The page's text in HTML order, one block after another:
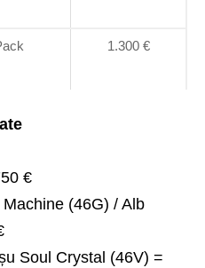
1.300 €
€
(46G) / Alb
Soul Crystal (46V) =